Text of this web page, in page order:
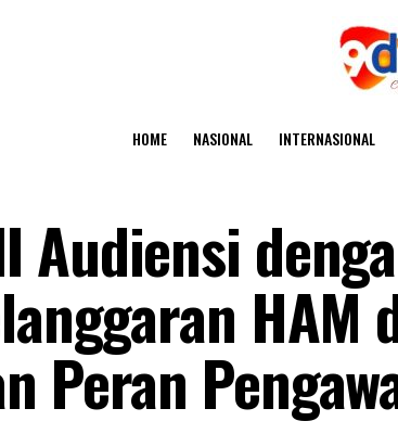
HOME NASIONAL INTERNASIONAL
Audiensi
HAM
Peran